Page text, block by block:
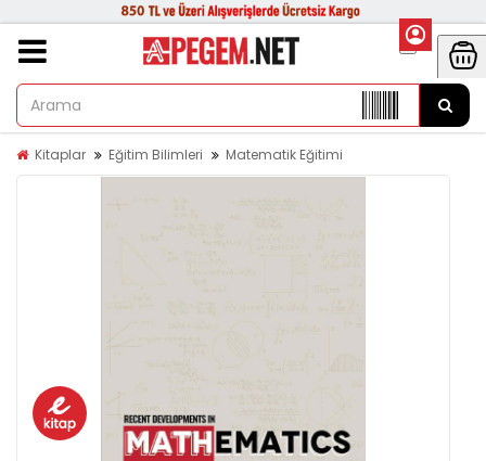
Kitaplar Eğitim Bilimleri Matematik Eğitimi